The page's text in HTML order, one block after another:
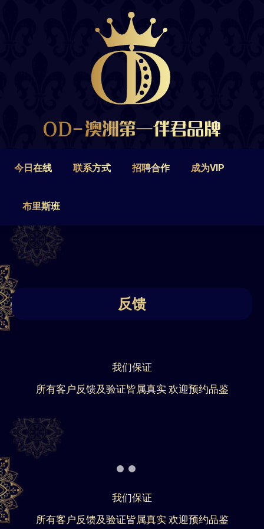
今日在线 联系方式 招聘合作 成为VIP
布里斯班
反馈
我们保证
所有客户反馈及验证皆属真实 欢迎预约品鉴
我们保证
所有客户反馈及验证皆属真实 欢迎预约品鉴
联系方式 招聘合作
布里斯班